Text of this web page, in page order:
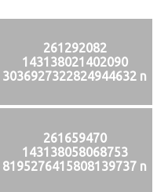
261292082
143138021402090
3036927322824944632 n
261659470
143138058068753
8195276415808139737 n